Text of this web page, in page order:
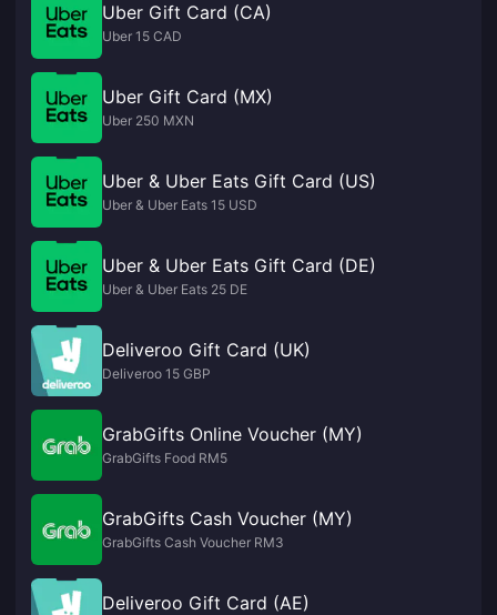
Uber Gift Card (CA)
Uber 15 CAD
Uber Gift Card (MX)
Uber 250 MXN
Uber & Uber Eats Gift Card (US)
Uber & Uber Eats 15 USD
Uber & Uber Eats Gift Card (DE)
Uber & Uber Eats 25 DE
Deliveroo Gift Card (UK)
Deliveroo 15 GBP
GrabGifts Online Voucher (MY)
GrabGifts Food RM5
GrabGifts Cash Voucher (MY)
GrabGifts Cash Voucher RM3
Deliveroo Gift Card (AE)